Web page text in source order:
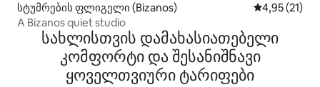
სტუმრების ფლიგელი (Bizanos) საშუალო
4,95 (21)
A Bizanos quiet studio
სახლისთვის დამახასიათებელი
კომფორტი და შესანიშნავი
ყოველთვიური ტარიფები